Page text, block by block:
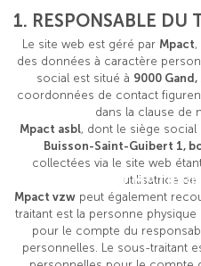
POLITIQUE EN MATIÈRE
1. RESPONSABLE DU
Le site web est géré par Mpact
des données à caractère
social est situé à 9000
coordonnées de contact
dans la clause de
Mpact asbl, dont le siège social
Buisson-Saint-Guibert 1,
collectées via le site web
utilisatrice de
Mpact vzwpeut également
traitant est la personne
pour le compte du
personnelles. Le sous-traitant